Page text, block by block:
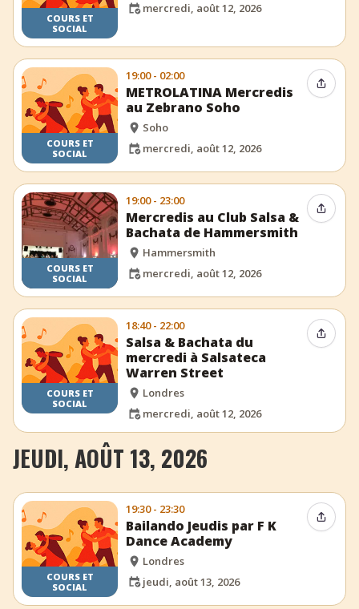
COURS ET
SOCIAL
mercredi, août 12, 2026
COURS ET
SOCIAL
19:00 - 02:00
METROLATINA Mercredis
au Zebrano Soho
Soho
mercredi, août 12, 2026
COURS ET
SOCIAL
19:00 - 23:00
Mercredis au Club Salsa &
Bachata de Hammersmith
Hammersmith
mercredi, août 12, 2026
COURS ET
SOCIAL
18:40 - 22:00
Salsa & Bachata du
mercredi à Salsateca
Warren Street
Londres
mercredi, août 12, 2026
JEUDI, AOÛT 13, 2026
COURS ET
SOCIAL
19:30 - 23:30
Bailando Jeudis par F K
Dance Academy
Londres
jeudi, août 13, 2026